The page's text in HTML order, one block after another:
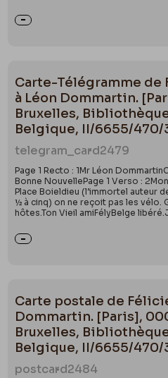
Carte-Télégramme de
à Léon Dommartin.
Bruxelles,
Belgique, II/6655/470/
telegram_card2479
Page 1 Recto : 1Mr Léon
Bonne NouvellePage 1 Verso :
Place Boieldieu (l’immortel auteur
½ à cinq) on ne reçoit pas les vélo.
hôtes.Ton Vieil amiFélyBelge
Carte postale de
Dommartin. [Paris],
Bruxelles,
Belgique, II/6655/470/
postcard2484